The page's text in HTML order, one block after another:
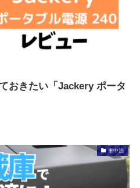
おきたい「Jackery ポータ
車中泊